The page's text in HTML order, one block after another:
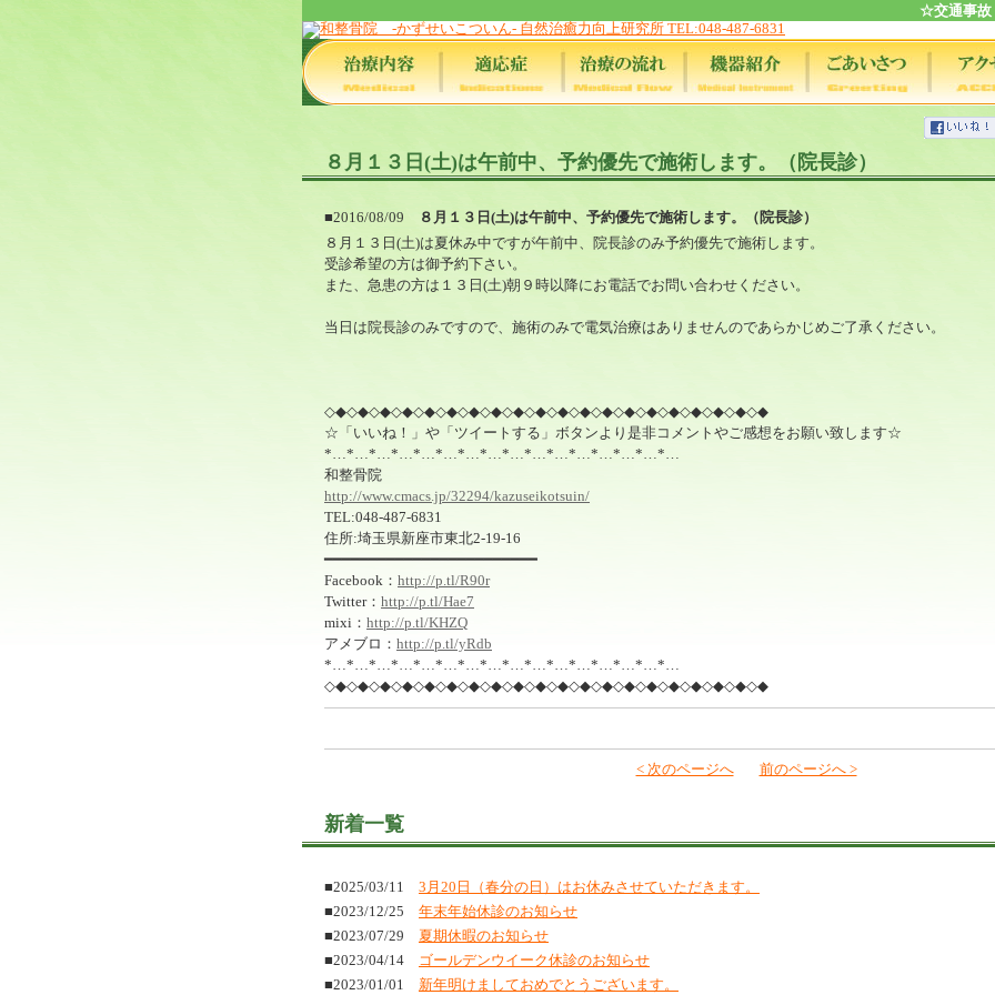
☆交通事故
８月１３日(土)は午前中、予約優先で施術します。（院長診）
■2016/08/09
８月１３日(土)は午前中、予約優先で施術します。（院長診）
８月１３日(土)は夏休み中ですが午前中、院長診のみ予約優先で施術します。
受診希望の方は御予約下さい。
また、急患の方は１３日(土)朝９時以降にお電話でお問い合わせください。
当日は院長診のみですので、施術のみで電気治療はありませんのであらかじめご了承ください。
◇◆◇◆◇◆◇◆◇◆◇◆◇◆◇◆◇◆◇◆◇◆◇◆◇◆◇◆◇◆◇◆◇◆◇◆◇◆◇◆
☆「いいね！」や「ツイートする」ボタンより是非コメントやご感想をお願い致します☆
*…*…*…*…*…*…*…*…*…*…*…*…*…*…*…*…
和整骨院
http://www.cmacs.jp/32294/kazuseikotsuin/
TEL:048-487-6831
住所:埼玉県新座市東北2-19-16
━━━━━━━━━━━━━━━━━━━━━━━━
Facebook： http://p.tl/R90r
Twitter： http://p.tl/Hae7
mixi： http://p.tl/KHZQ
アメブロ： http://p.tl/yRdb
*…*…*…*…*…*…*…*…*…*…*…*…*…*…*…*…
◇◆◇◆◇◆◇◆◇◆◇◆◇◆◇◆◇◆◇◆◇◆◇◆◇◆◇◆◇◆◇◆◇◆◇◆◇◆◇◆
< 次のページへ 前のページへ >
新着一覧
■2025/03/11
3月20日（春分の日）はお休みさせていただきます。
■2023/12/25
年末年始休診のお知らせ
■2023/07/29
夏期休暇のお知らせ
■2023/04/14
ゴールデンウイーク休診のお知らせ
■2023/01/01
新年明けましておめでとうございます。